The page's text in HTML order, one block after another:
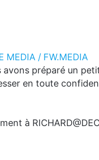
MEDIA / FW.MEDIA
préparé un
en toute
à